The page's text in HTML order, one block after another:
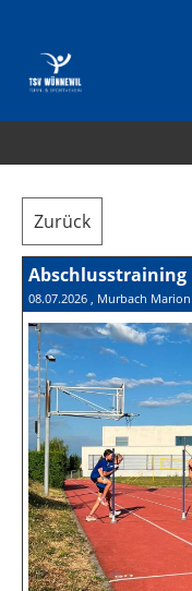
Zurück
08.07.2026 , Murbach Marion